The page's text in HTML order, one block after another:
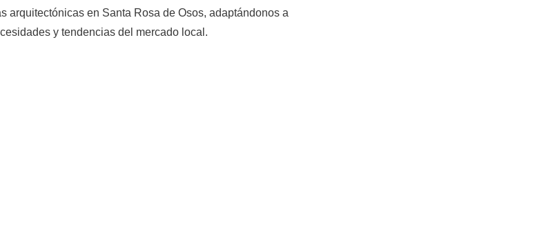
arquitectónicas en Santa Rosa de Osos, adaptándonos a
y tendencias del mercado local.